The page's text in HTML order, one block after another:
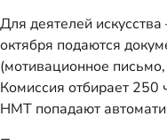
Для деятелей
октября подаются
(мотивационное
Комиссия отбирает 250
НМТ попадают